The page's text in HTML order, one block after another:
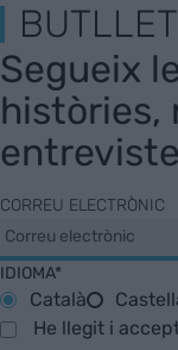
Segueix
històries,
CORREU ELECTRÒNIC
IDIOMA*
Català
He llegit i